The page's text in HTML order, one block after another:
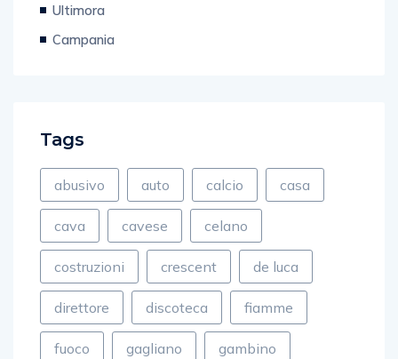
Ultimora
Campania
Tags
abusivo auto calcio casa
cava cavese celano
costruzioni crescent de luca
direttore discoteca fiamme
fuoco gagliano gambino